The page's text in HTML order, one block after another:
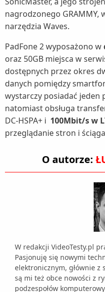
nagrodzonego GRAMMY,
narzędzia Waves.
PadFone 2 wyposażono w
oraz 50GB miejsca w
dostępnych przez okres
danych pomiędzy
wystarczy posiadać jeden
natomiast obsługa
DC-HSPA+ i 100Mbit/s w
przeglądanie stron i
O autorze:
W redakcji VideoTesty.pl
Pasjonuję się nowymi
elektronicznym, głównie z
są mi też obce nowości z
podzespołów